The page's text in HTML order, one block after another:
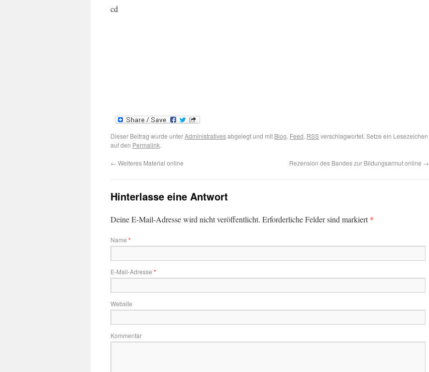
cd
Dieser Beitrag wurde unterAdministrativesabgelegt und mit Blog, Feed, RSSverschlagwortet. Setze ein Lesezeichen
auf den Permalink.
← Weiteres Material online Rezension des Bandes zur Bildungsarmut online →
Hinterlasse eine Antwort
Deine E-Mail-Adresse wird nicht veröffentlicht. Erforderliche Felder sind markiert*
Name *
E-Mail-Adresse *
Website
Kommentar